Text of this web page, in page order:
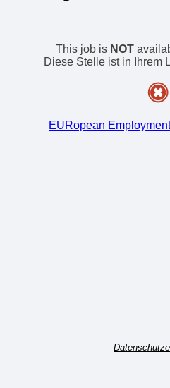
This job is NOT
Diese Stelle ist in Ihrem
EURopean